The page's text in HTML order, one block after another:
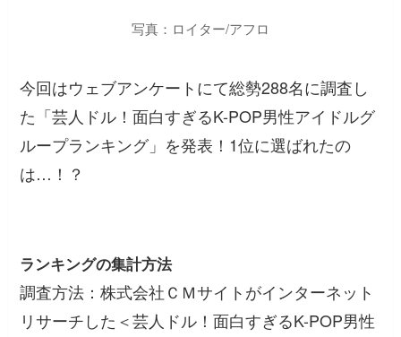
写真：ロイター/アフロ
今回はウェブアンケートにて総勢288名に調査し
た「芸人ドル！面白すぎるK-POP男性アイドルグ
ループランキング」を発表！1位に選ばれたの
は…！？
ランキングの集計方法
調査方法：株式会社ＣＭサイトがインターネット
リサーチした＜芸人ドル！面白すぎるK-POP男性